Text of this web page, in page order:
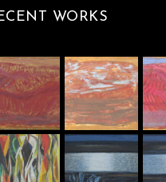
WORKS